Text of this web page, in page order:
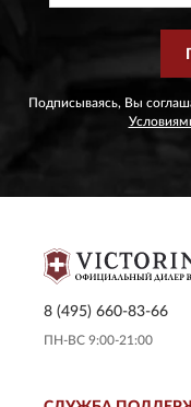
Подписываясь, Вы
8 (495) 660-83-66
ПН-ВС 9:00-21:00